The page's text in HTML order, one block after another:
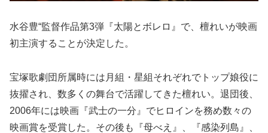
水谷豊“監督作品第3弾『太陽とボレロ』で、檀れいが映画
初主演することが決定した。
宝塚歌劇団所属時には月組・星組それぞれでトップ娘役に
抜擢され、数多くの舞台で活躍してきた檀れい。退団後、
2006年には映画『武士の一分』でヒロインを務め数々の
映画賞を受賞した。その後も『母べえ』、『感染列島』、